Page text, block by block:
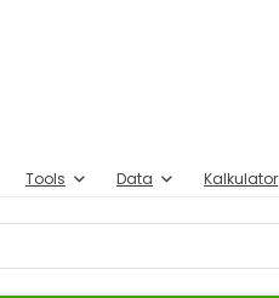
Tools Data Kalkulator